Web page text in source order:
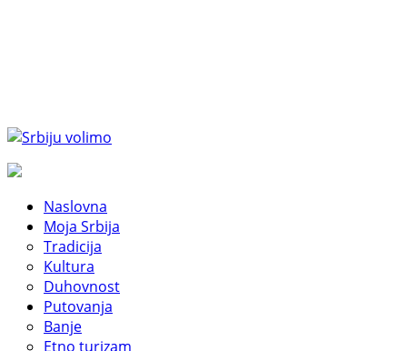
Naslovna
Moja Srbija
Tradicija
Kultura
Duhovnost
Putovanja
Banje
Etno turizam